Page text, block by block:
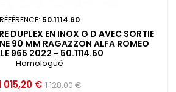
RÉFÉRENCE: 50.1114.60
DUPLEX EN INOX G D AVEC SORTIE
90 MM RAGAZZON ALFA ROMEO
965 2022 - 50.1114.60
Homologué
015,20 € Prix
1 128,00 €